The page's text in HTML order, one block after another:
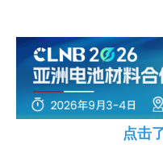
点击